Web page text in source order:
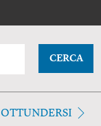
CERCA
OTTUNDERSI